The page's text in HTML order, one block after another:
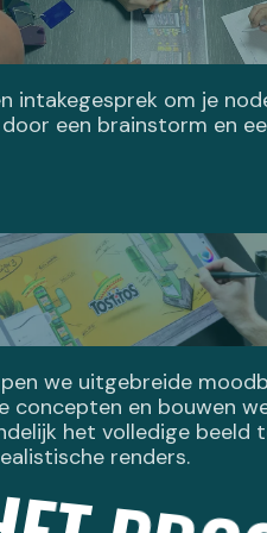
intakegesprek om je
een brainstorm en
we uitgebreide
concepten en bouwen
het volledige beeld
renders.